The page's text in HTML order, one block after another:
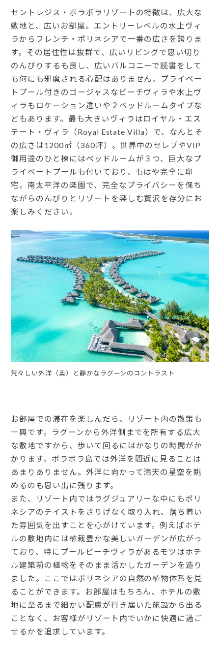
セントレジス・ボラボラリゾートの特徴は、広大な
敷地と、広いお部屋。エントリーレベルの水上ヴィ
ラからフレンチ・ポリネシアで一番の広さを誇りま
す。その居住性は抜群で、広いリビングで思い切り
のんびりするも良し、広いバルコニーで読書をして
も何にも邪魔される心配はありません。プライベー
トプール付きのゴージャスなビーチヴィラや水上ヴ
ィラもロケーション違いや２ベッドルームタイプな
どもあります。最も大きいヴィラはロイヤル・エス
テート・ヴィラ（Royal Estate Villa）で、なんとそ
の広さは1200㎡（360坪）。世界中のセレブやVIP
御用達のひと棟にはベッドルームが３つ、巨大なプ
ライベートプールも付いており、もはや完全に邸
宅。南太平洋の楽園で、完全なプライバシーを保ち
ながらのんびりとリゾートを楽しむ贅沢を存分にお
楽しみください。
荒々しい外洋（奥）と静かなラグーンのコントラスト
お部屋での滞在を楽しんだら、リゾート内の散策も
一興です。ラグーンから外洋側までを所有する広大
な敷地ですから、歩いて回るにはかなりの時間がか
かります。ボラボラ島では外洋を間近に見ることは
あまりありません。外洋に向かって満天の星空を眺
めるのも思い出に残ります。
また、リゾート内ではラグジュアリーな中にもポリ
ネシアのテイストをさりげなく取り入れ、落ち着い
た雰囲気を出すことを心がけています。例えばホテ
ルの敷地内には植栽豊かな美しいガーデンが広がっ
ており、特にプールビーチヴィラがあるモツはホテ
ル建築前の植物をそのまま活かしたガーデンを造り
ました。ここではポリネシアの自然の植物体系を見
ることができます。お部屋はもちろん、ホテルの敷
地に至るまで細かい配慮が行き届いた施設から出る
ことなく、お客様がリゾート内でいかに快適に過ご
せるかを追求しています。